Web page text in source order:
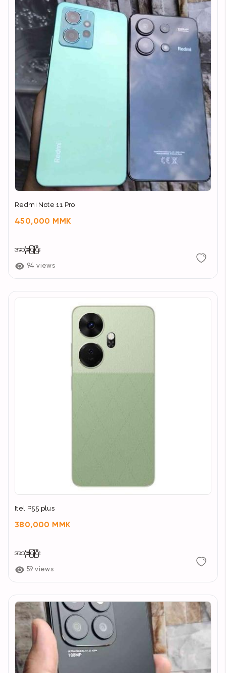
Redmi Note 11 Pro
450,000 MMK
အသုံးပြုပြီး
94 views
Itel P55 plus
380,000 MMK
အသုံးပြုပြီး
59 views